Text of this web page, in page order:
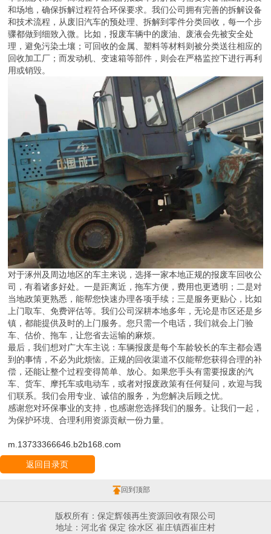
和场地，确保拆解过程符合环保要求。我们公司拥有完善的拆解设备
和技术流程，从废旧汽车的预处理、拆解到零件分类回收，每一个步
骤都做到细致入微。比如，报废车辆中的废油、废液会先被安全处
理，避免污染土壤；可回收的金属、塑料等材料则被分类送往相应的
回收加工厂；而发动机、变速箱等部件，则会在严格监控下进行再利
用或销毁。
对于涿州及周边地区的车主来说，选择一家本地正规的报废车回收公
司，有着诸多好处。一是距离近，拖车方便，费用也更透明；二是对
当地政策更熟悉，能帮您快速办理各项手续；三是服务更贴心，比如
上门取车、免费评估等。我们公司深耕本地多年，无论是市区还是乡
镇，都能提供及时的上门服务。您只需一个电话，我们就会上门验
车、估价、拖车，让您省去运输的麻烦。
最后，我们想对广大车主说：车辆报废是每个车龄较长的车主都会遇
到的事情，不必为此烦恼。正规的回收渠道不仅能帮您获得合理的补
偿，还能让整个过程变得简单、放心。如果您手头有需要报废的汽
车、货车、摩托车或电动车，或者对报废政策有任何疑问，欢迎与我
们联系。我们会用专业、诚信的服务，为您解决后顾之忧。
感谢您对环保事业的支持，也感谢您选择我们的服务。让我们一起，
为保护环境、合理利用资源贡献一份力量。
m.13733366646.b2b168.com
返回目录页
回到顶部
版权所有：保定辉领再生资源回收有限公司
地址：河北省 保定 徐水区 崔庄镇西崔庄村